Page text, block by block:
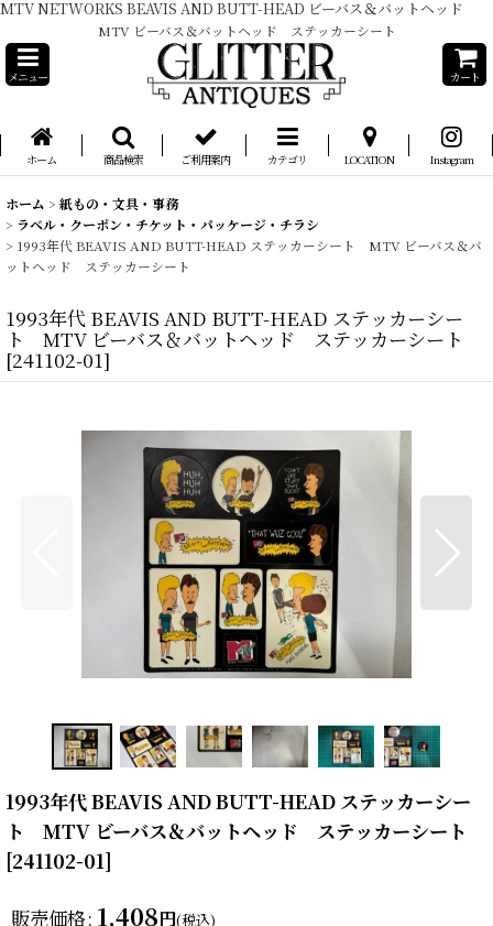
MTV NETWORKS BEAVIS AND BUTT-HEAD ビーバス＆バットヘッド
MTV ビーバス＆バットヘッド ステッカーシート
メニュー カート
ホーム 商品検索 ご利用案内 カテゴリ LOCATION Instagram
ホーム > 紙もの・文具・事務
> ラベル・クーポン・チケット・パッケージ・チラシ
> 1993年代 BEAVIS AND BUTT-HEAD ステッカーシート MTV ビーバス＆バ
ットヘッド ステッカーシート
1993年代 BEAVIS AND BUTT-HEAD ステッカーシー
ト MTV ビーバス＆バットヘッド ステッカーシート
[241102-01]
1993年代 BEAVIS AND BUTT-HEAD ステッカーシー
ト MTV ビーバス＆バットヘッド ステッカーシート
[241102-01]
販売価格: 1,408円(税込)